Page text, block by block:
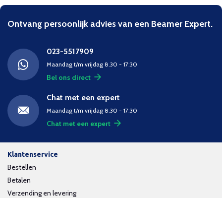
Ontvang persoonlijk advies van een Beamer Expert.
023-5517909
Maandag t/m vrijdag 8.30 - 17:30
Bel ons direct
Chat met een expert
Maandag t/m vrijdag 8.30 - 17:30
Chat met een expert
Klantenservice
Bestellen
Betalen
Verzending en levering